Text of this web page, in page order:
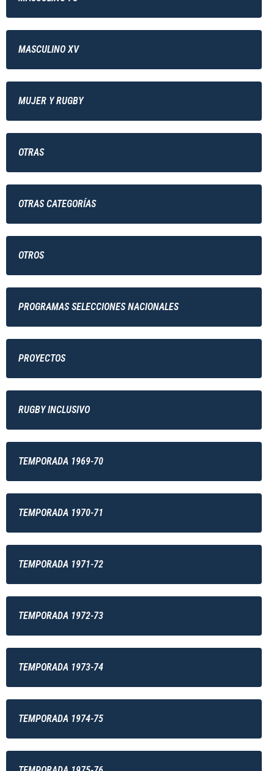
MASCULINO XV
MUJER Y RUGBY
OTRAS
OTRAS CATEGORÍAS
OTROS
PROGRAMAS SELECCIONES NACIONALES
PROYECTOS
RUGBY INCLUSIVO
TEMPORADA 1969-70
TEMPORADA 1970-71
TEMPORADA 1971-72
TEMPORADA 1972-73
TEMPORADA 1973-74
TEMPORADA 1974-75